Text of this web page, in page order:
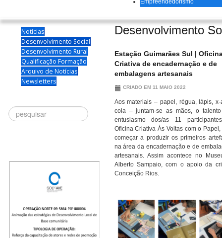
Empreendedorismo
Notícias
Desenvolvimento Social
Desenvolvimento Rural
Qualificação Formação
Arquivo de Notícias
Newsletters
Procurar
Desenvolvimento
Estação Guimarães Sul |
Criativa de encadernação e de
embalagens artesanais
CRIADO EM 11 MAIO 2022
Aos materiais – papel, régua, lápis, x-
cola – juntam-se as mãos, o
entusiasmo dos/as 11
Oficina Criativa Às Voltas com o Papel,
começar a produzir os primeiros
na área da encadernação e de
artesanais. Assim acontece no
Alberto Sampaio, com o apoio da
Conceição Rios.